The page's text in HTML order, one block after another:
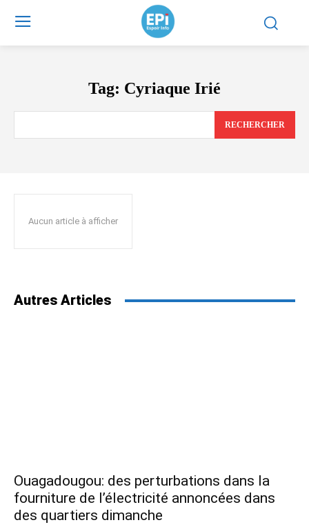
Tag: Cyriaque Irié
RECHERCHER
Aucun article à afficher
Autres Articles
Ouagadougou: des perturbations dans la
fourniture de l’électricité annoncées dans
des quartiers dimanche